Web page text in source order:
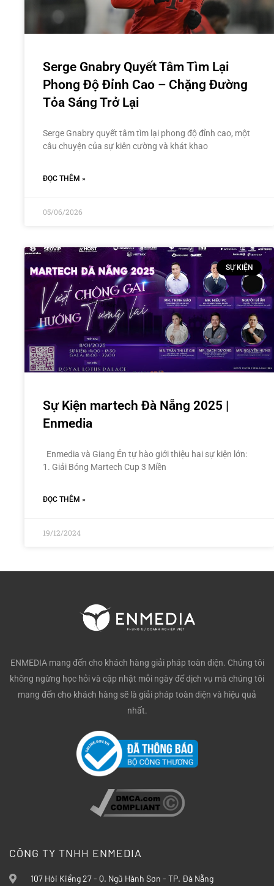
Serge Gnabry Quyết Tâm Tìm Lại
Phong Độ Đỉnh Cao – Chặng Đường
Tỏa Sáng Trở Lại
Serge Gnabry quyết tâm tìm lại phong độ đỉnh cao, một
câu chuyện của sự kiên cường và khát khao
ĐỌC THÊM »
05/06/2026
SỰ KIỆN
Sự Kiện martech Đà Nẵng 2025 |
Enmedia
Enmedia và Giang Én tự hào giới thiệu hai sự kiện lớn:
1. Giải Bóng Martech Cup 3 Miền
ĐỌC THÊM »
19/12/2024
ENMEDIA mang đến cho khách hàng giải pháp toàn diện. Chúng tôi
không ngừng học hỏi và cập nhật mỗi ngày để dịch vụ mà chúng tôi
mang đến cho khách hàng sẽ là giải pháp toàn diện và hiệu quả
nhất.
CÔNG TY TNHH ENMEDIA
107 Hói Kiểng 27 - Q. Ngũ Hành Sơn - TP. Đà Nẵng